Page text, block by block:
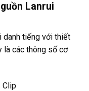
Lanrui
danh tiếng với thiết
là các thông số cơ
Clip